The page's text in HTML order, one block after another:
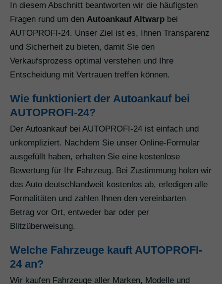
In diesem Abschnitt beantworten wir die häufigsten
Fragen rund um den Autoankauf Altwarp bei
AUTOPROFI-24. Unser Ziel ist es, Ihnen Transparenz
und Sicherheit zu bieten, damit Sie den
Verkaufsprozess optimal verstehen und Ihre
Entscheidung mit Vertrauen treffen können.
Wie funktioniert der Autoankauf bei
AUTOPROFI-24?
Der Autoankauf bei AUTOPROFI-24 ist einfach und
unkompliziert. Nachdem Sie unser Online-Formular
ausgefüllt haben, erhalten Sie eine kostenlose
Bewertung für Ihr Fahrzeug. Bei Zustimmung holen wir
das Auto deutschlandweit kostenlos ab, erledigen alle
Formalitäten und zahlen Ihnen den vereinbarten
Betrag vor Ort, entweder bar oder per
Blitzüberweisung.
Welche Fahrzeuge kauft AUTOPROFI-
24 an?
Wir kaufen Fahrzeuge aller Marken, Modelle und